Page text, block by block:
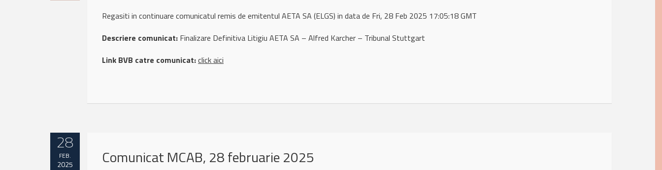
Regasiti in continuare comunicatul remis de emitentul AETA SA (ELGS) in data de Fri, 28 Feb 2025 17:05:18 GMT
Descriere comunicat: Finalizare Definitiva Litigiu AETA SA – Alfred Karcher – Tribunal Stuttgart
Link BVB catre comunicat:click aici
28
FEB.
2025 Comunicat MCAB, 28 februarie 2025